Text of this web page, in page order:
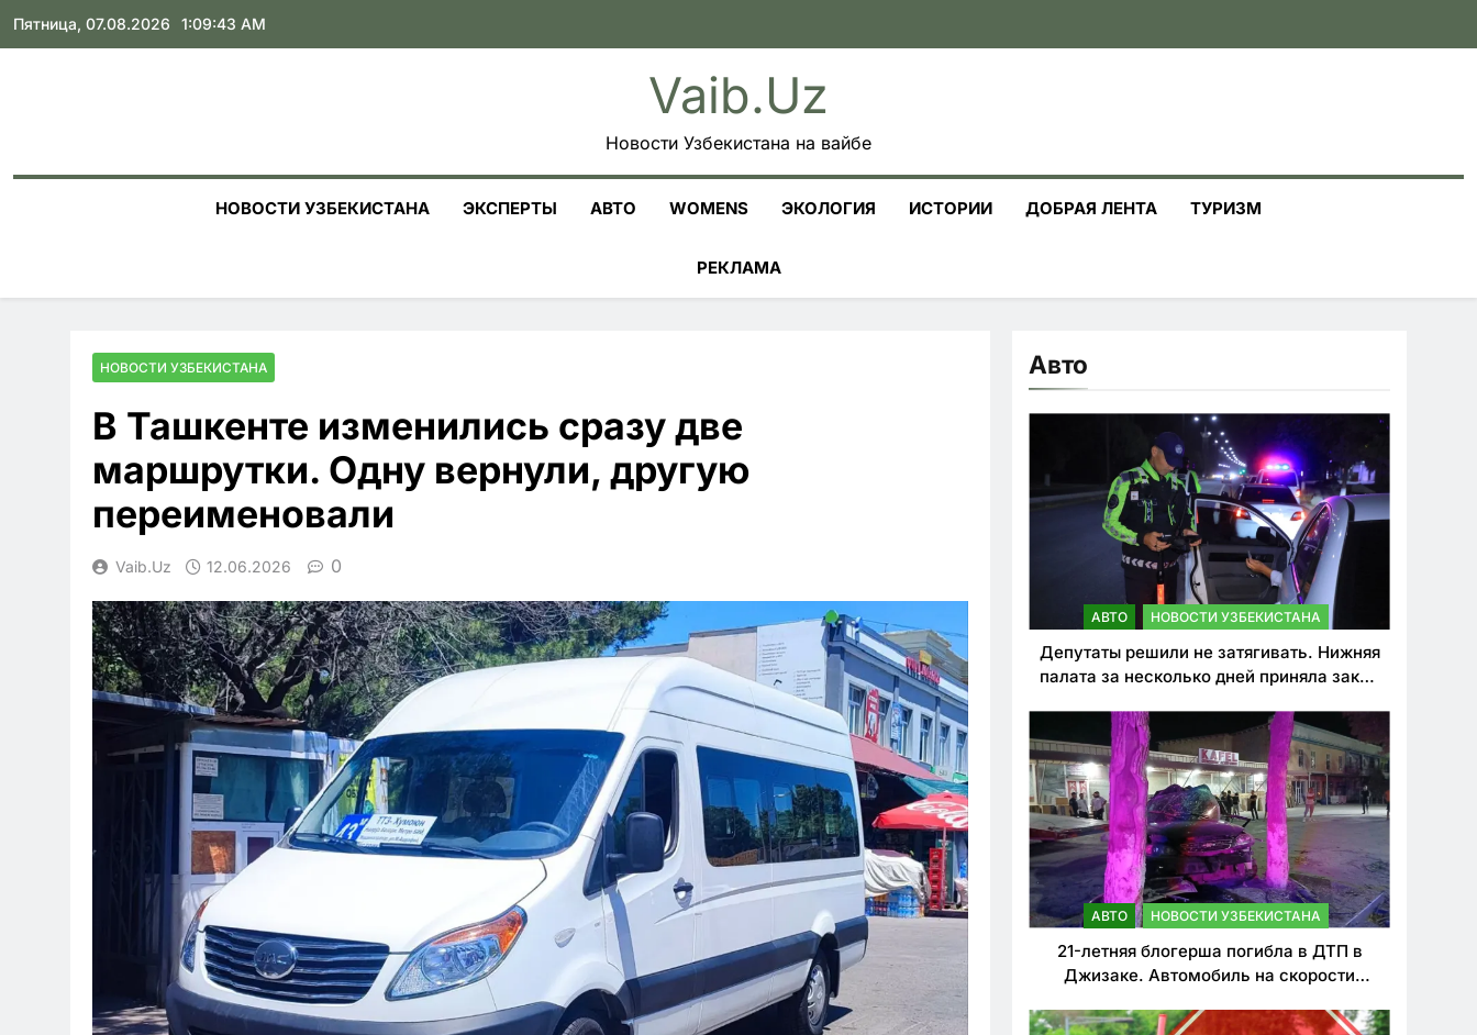
Skip
Пятница, 07.08.2026 1:09:45 AM
Vaib.uz
Новости Узбекистана на вайбе
НОВОСТИ УЗБЕКИСТАНА ЭКСПЕРТЫ АВТО WOMENS ЭКОЛОГИЯ ИСТОРИИ ДОБРАЯ ЛЕНТА ТУРИЗМ
РЕКЛАМА
НОВОСТИ УЗБЕКИСТАНА
В Ташкенте изменились сразу две
маршрутки. Одну вернули, другую
переименовали
Vaib.uz 12.06.2026 0
Авто
АВТО НОВОСТИ УЗБЕКИСТАНА
Депутаты решили не затягивать. Нижняя
палата за несколько дней приняла закон
нарушителей ПДД
АВТО НОВОСТИ УЗБЕКИСТАНА
21-летняя блогерша погибла в ДТП в
Джизаке. Автомобиль на скорости